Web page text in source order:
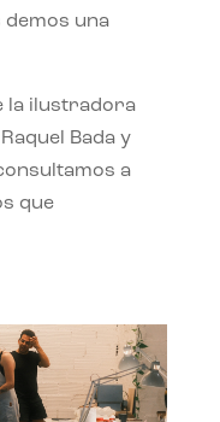
una
la ilustradora
Bada y
a
que